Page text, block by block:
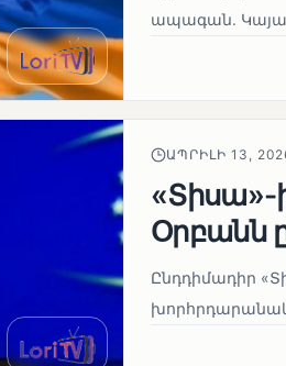
ապագան. Կայա
ԱՊՐԻԼԻ 13,
«Տիսա»-
Օրբանն
Ընդդիմադիր